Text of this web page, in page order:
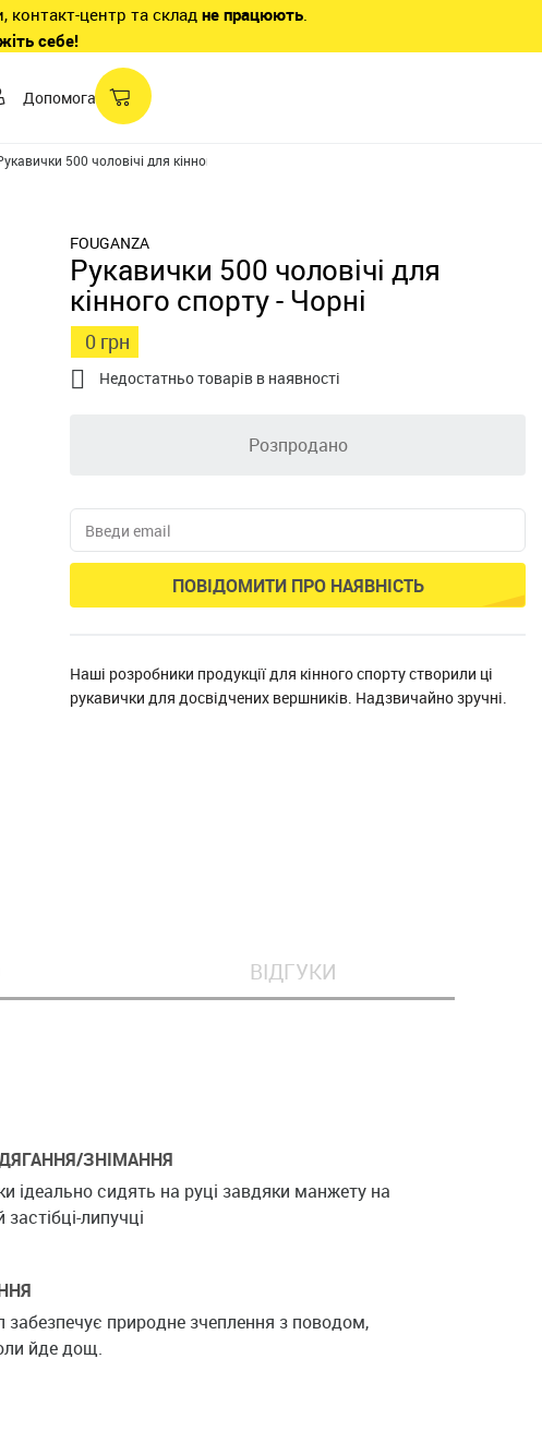
контакт-центр та складне працюють.
себе!
Допомога
500 чоловічі для кінного спорту - Чорні
FOUGANZA
Рукавички 500 чоловічі для
кінного спорту - Чорні
0 грн
 Недостатньо товарів в наявності
Розпродано
ПОВІДОМИТИ ПРО НАЯВНІСТЬ
Наші розробники продукції для кінного спорту створили ці
рукавички для досвідчених вершників. Надзвичайно зручні.
ВІДГУКИ
ЗНІМАННЯ
ідеально сидять на руці завдяки манжету на
застібці-липучці
забезпечує природне зчеплення з поводом,
йде дощ.